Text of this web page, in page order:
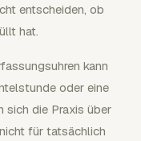
entscheiden, ob
hat.
kann
oder eine
sich die Praxis über
für tatsächlich